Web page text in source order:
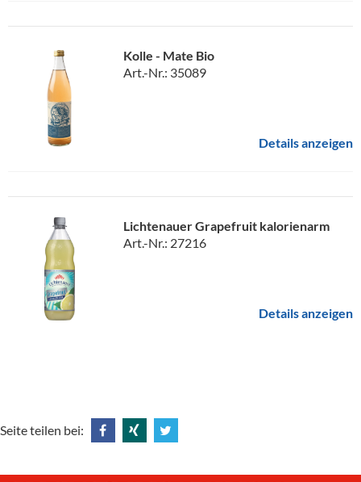
Kolle - Mate Bio
Art.-Nr.: 35089
Details anzeigen
Lichtenauer Grapefruit kalorienarm
Art.-Nr.: 27216
Details anzeigen
Seite teilen bei:
@
@
@